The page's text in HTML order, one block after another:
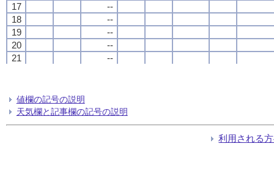
17
--
18
--
19
--
20
--
21
--
24
17
--
18
--
19
--
20
--
21
--
24
17
--
18
--
19
--
20
--
21
--
24
17
--
18
--
19
--
20
--
21
--
24
値欄の記号の説明
天気欄と記事欄の記号の説明
利用される